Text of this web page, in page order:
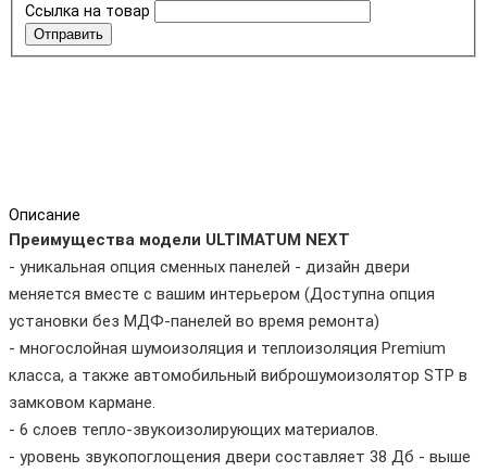
Ссылка на товар
Отправить
Описание
Преимущества модели ULTIMATUM NEXT
- уникальная опция сменных панелей - дизайн двери
меняется вместе с вашим интерьером (Доступна опция
установки без МДФ-панелей во время ремонта)
- многослойная шумоизоляция и теплоизоляция Premium
класса, а также автомобильный виброшумоизолятор STP в
замковом кармане.
- 6 слоев тепло-звукоизолирующих материалов.
- уровень звукопоглощения двери составляет 38 Дб - выше